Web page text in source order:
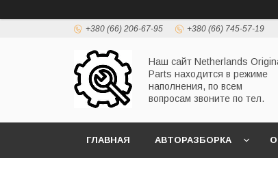
+380 (66) 206-67-95 +380 (66) 745-57-19
Наш сайт Netherlands
Parts находится в режиме
наполнения, по всем
вопросам звоните по тел.
ГЛАВНАЯ АВТОРАЗБОРКА